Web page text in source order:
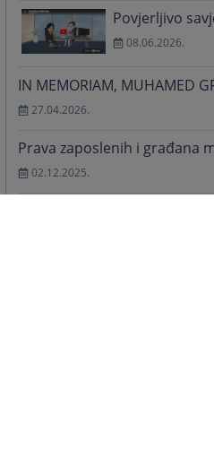
Povjerljivo
08.06.2026.
IN MEMORIAM, MUHAMED
27.04.2026.
Prava zaposlenih i građana
02.12.2025.